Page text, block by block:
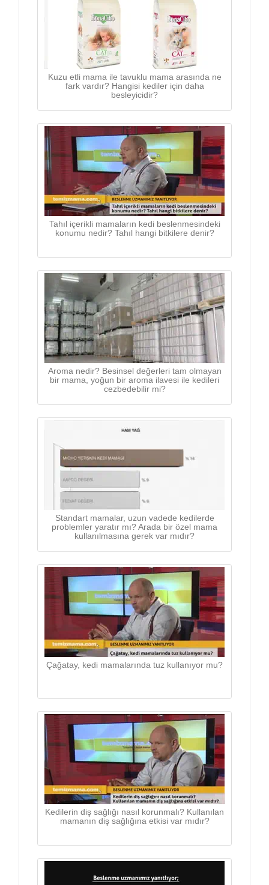
Kuzu etli mama ile tavuklu mama arasında ne
fark vardır? Hangisi kediler için daha
besleyicidir?
Tahıl içerikli mamaların kedi beslenmesindeki
konumu nedir? Tahıl hangi bitkilere denir?
Aroma nedir? Besinsel değerleri tam olmayan
bir mama, yoğun bir aroma ilavesi ile kedileri
cezbedebilir mi?
Standart mamalar, uzun vadede kedilerde
problemler yaratır mı? Arada bir özel mama
kullanılmasına gerek var mıdır?
Çağatay, kedi mamalarında tuz kullanıyor mu?
Kedilerin diş sağlığı nasıl korunmalı? Kullanılan
mamanın diş sağlığına etkisi var mıdır?